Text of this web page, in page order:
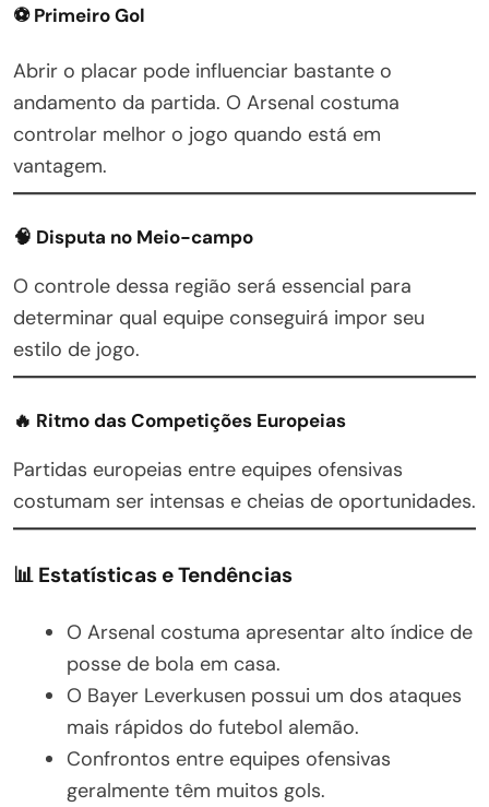
⚽ Primeiro Gol
Abrir o placar pode influenciar bastante o
andamento da partida. O Arsenal costuma
controlar melhor o jogo quando está em
vantagem.
🧠 Disputa no Meio-campo
O controle dessa região será essencial para
determinar qual equipe conseguirá impor seu
estilo de jogo.
🔥 Ritmo das Competições Europeias
Partidas europeias entre equipes ofensivas
costumam ser intensas e cheias de oportunidades.
📊 Estatísticas e Tendências
O Arsenal costuma apresentar alto índice de
posse de bola em casa.
O Bayer Leverkusen possui um dos ataques
mais rápidos do futebol alemão.
Confrontos entre equipes ofensivas
geralmente têm muitos gols.